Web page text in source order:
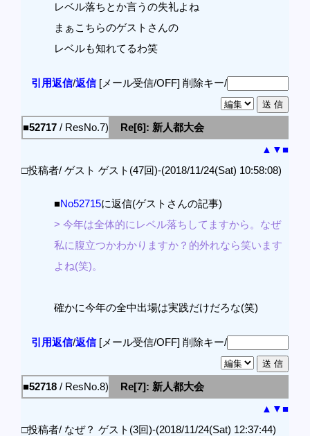
レベル落ちとか言うの失礼よね
まぁこちらのゲストさんの
レベルも知れてるわ笑
引用返信/返信[メール受信/OFF] 削除キー/
■52717 / ResNo.7)
Re[6]: 新人都大会
▲ ▼■
□投稿者/ ゲスト ゲスト(47回)-(2018/11/24(Sat) 10:58:08)
■No52715に返信(ゲストさんの記事)
> 今年は全体的にレベル落ちしてますから。なぜ
私に腹立つかわかりますか？的外れなら笑います
よね(笑)。
確かに今年の全中出場は実践だけだろな(笑)
引用返信/返信[メール受信/OFF] 削除キー/
■52718 / ResNo.8)
Re[7]: 新人都大会
▲ ▼■
□投稿者/ なぜ？ ゲスト(3回)-(2018/11/24(Sat) 12:37:44)